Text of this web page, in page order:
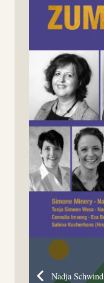
Nadja Schwind